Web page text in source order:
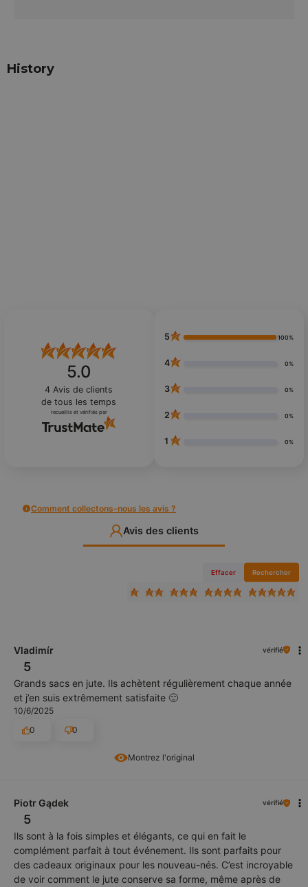
History
5.0
4 Avis de clients
de tous les temps
recueillis et vérifiés par
5 100%
4 0%
3 0%
2 0%
1 0%
Comment collectons-nous les avis ?
Avis des clients
Effacer Rechercher
Montrez l'original
Vladimír vérifié
5
Grands sacs en jute. Ils achètent régulièrement chaque année
et j’en suis extrêmement satisfaite 🙂
10/6/2025
0
0
Piotr Gądek vérifié
5
Ils sont à la fois simples et élégants, ce qui en fait le
complément parfait à tout événement. Ils sont parfaits pour
des cadeaux originaux pour les nouveau-nés. C’est incroyable
de voir comment le jute conserve sa forme, même après de